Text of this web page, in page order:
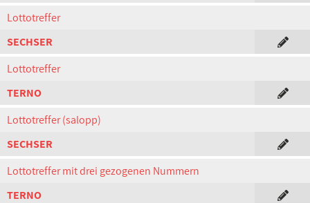
Lottotreffer
SECHSER
Lottotreffer
TERNO
Lottotreffer (salopp)
SECHSER
Lottotreffer mit drei gezogenen Nummern
TERNO